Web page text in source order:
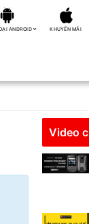
ANDROID KHUYẾN MÃI
Video